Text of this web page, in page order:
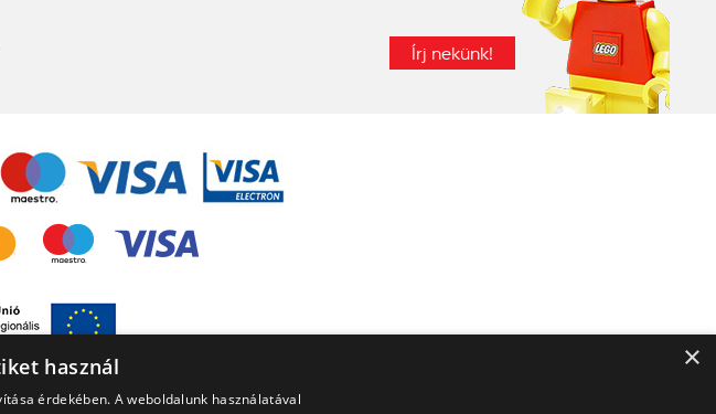
Írj nekünk!
×
használ
érdekében. A weboldalunk használatával